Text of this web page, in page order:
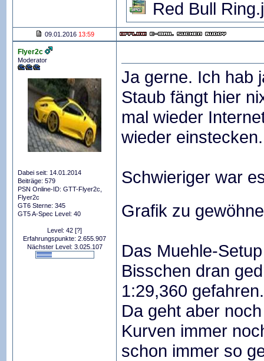
Red Bull
09.01.2016 13:59
Flyer2c
Moderator
Dabei seit: 14.01.2014
Beiträge: 579
PSN Online-ID: GTT-Flyer2c,
Flyer2c
GT6 Sterne: 345
GT5 A-Spec Level: 40
Level: 42 [?]
Erfahrungspunkte: 2.655.907
Nächster Level: 3.025.107
Ja gerne. Ich hab
Staub fängt hier
mal wieder
wieder
Schwieriger war
Grafik zu
Das Muehle-
Bisschen dran
1:29,360
Da geht aber
Kurven immer
schon immer so